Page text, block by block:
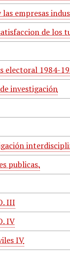
empresas
de los
electoral 1984-
investigación
publicas.
III
IV
IV